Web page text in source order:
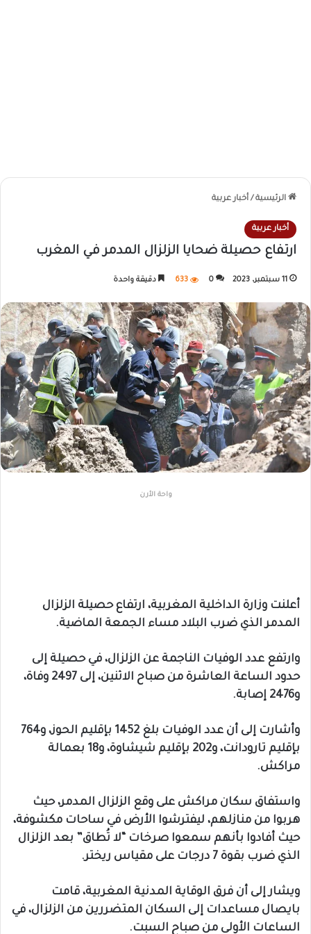
الرئيسية / أخبار عربية
أخبار عربية
ارتفاع حصيلة ضحايا الزلزال المدمر في المغرب
11 سبتمبر، 2023 0
633 دقيقة واحدة
واحة الأرن
أعلنت وزارة الداخلية المغربية، ارتفاع حصيلة الزلزال
المدمر الذي ضرب البلاد مساء الجمعة الماضية.
وارتفع عدد الوفيات الناجمة عن الزلزال، في حصيلة إلى
حدود الساعة العاشرة من صباح الاثنين، إلى 2497 وفاة،
و2476 إصابة.
وأشارت إلى أن عدد الوفيات بلغ 1452 بإقليم الحوز، و764
بإقليم تارودانت، و202 بإقليم شيشاوة، و18 بعمالة
مراكش.
واستفاق سكان مراكش على وقع الزلزال المدمر، حيث
هربوا من منازلهم، ليفترشوا الأرض في ساحات مكشوفة،
حيث أفادوا بأنهم سمعوا صرخات “لا تُطاق” بعد الزلزال
الذي ضرب بقوة 7 درجات على مقياس ريختر.
ويشار إلى أن فرق الوقاية المدنية المغربية، قامت
بايصال مساعدات إلى السكان المتضررين من الزلزال، في
الساعات الأولى من صباح السبت.